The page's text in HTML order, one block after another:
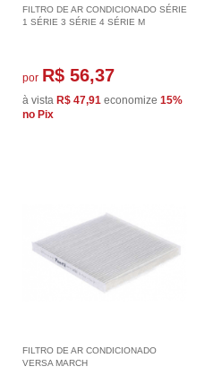
FILTRO DE AR CONDICIONADO SÉRIE
1 SÉRIE 3 SÉRIE 4 SÉRIE M
por R$ 56,37
à vista R$ 47,91 economize 15%
no Pix
FILTRO DE AR CONDICIONADO
VERSA MARCH